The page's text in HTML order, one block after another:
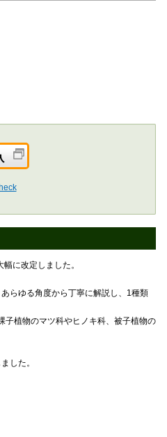
Kindleで購入
に改定しました。
らゆる角度から丁寧に解説し、1種類
子植物のマツ科やヒノキ科、被子植物の
した。